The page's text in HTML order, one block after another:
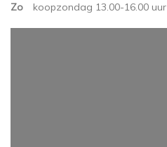
Zo
koopzondag 13.00-16.00 uur